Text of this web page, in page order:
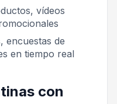
vídeos
encuestas de
en tiempo real
con